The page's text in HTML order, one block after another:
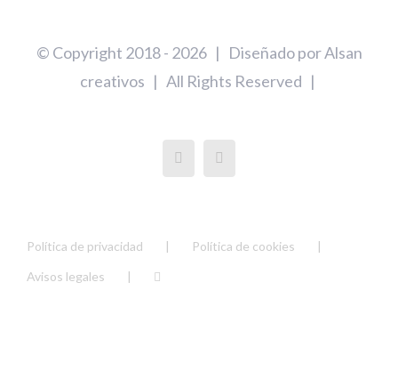
© Copyright 2018 - 2026 | Diseñado porAlsan
creativos | All Rights Reserved |
Política de privacidad
Política de cookies
Avisos legales